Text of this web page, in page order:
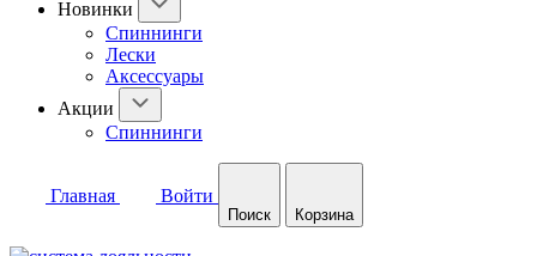
Новинки
Спиннинги
Лески
Аксессуары
Акции
Спиннинги
Главная Войти
Поиск Корзина